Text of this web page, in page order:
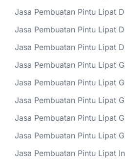
Jasa Pembuatan Pintu Lipat
Jasa Pembuatan Pintu Lipat
Jasa Pembuatan Pintu Lipat
Jasa Pembuatan Pintu Lipat
Jasa Pembuatan Pintu Lipat
Jasa Pembuatan Pintu Lipat
Jasa Pembuatan Pintu Lipat
Jasa Pembuatan Pintu Lipat
Jasa Pembuatan Pintu Lipat